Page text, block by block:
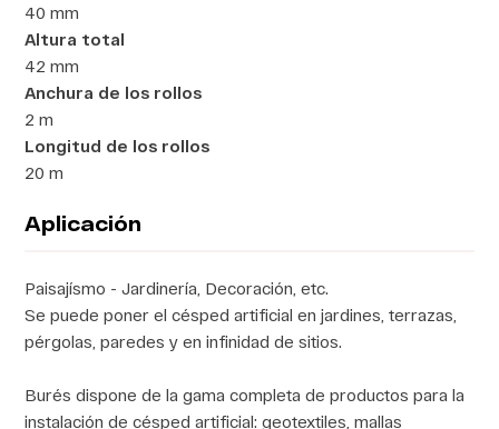
40 mm
Altura total
42 mm
Anchura de los rollos
2 m
Longitud de los rollos
20 m
Aplicación
Paisajísmo - Jardinería, Decoración, etc.
Se puede poner el césped artificial en jardines, terrazas,
pérgolas, paredes y en infinidad de sitios.
Burés dispone de la gama completa de productos para la
instalación de césped artificial: geotextiles, mallas